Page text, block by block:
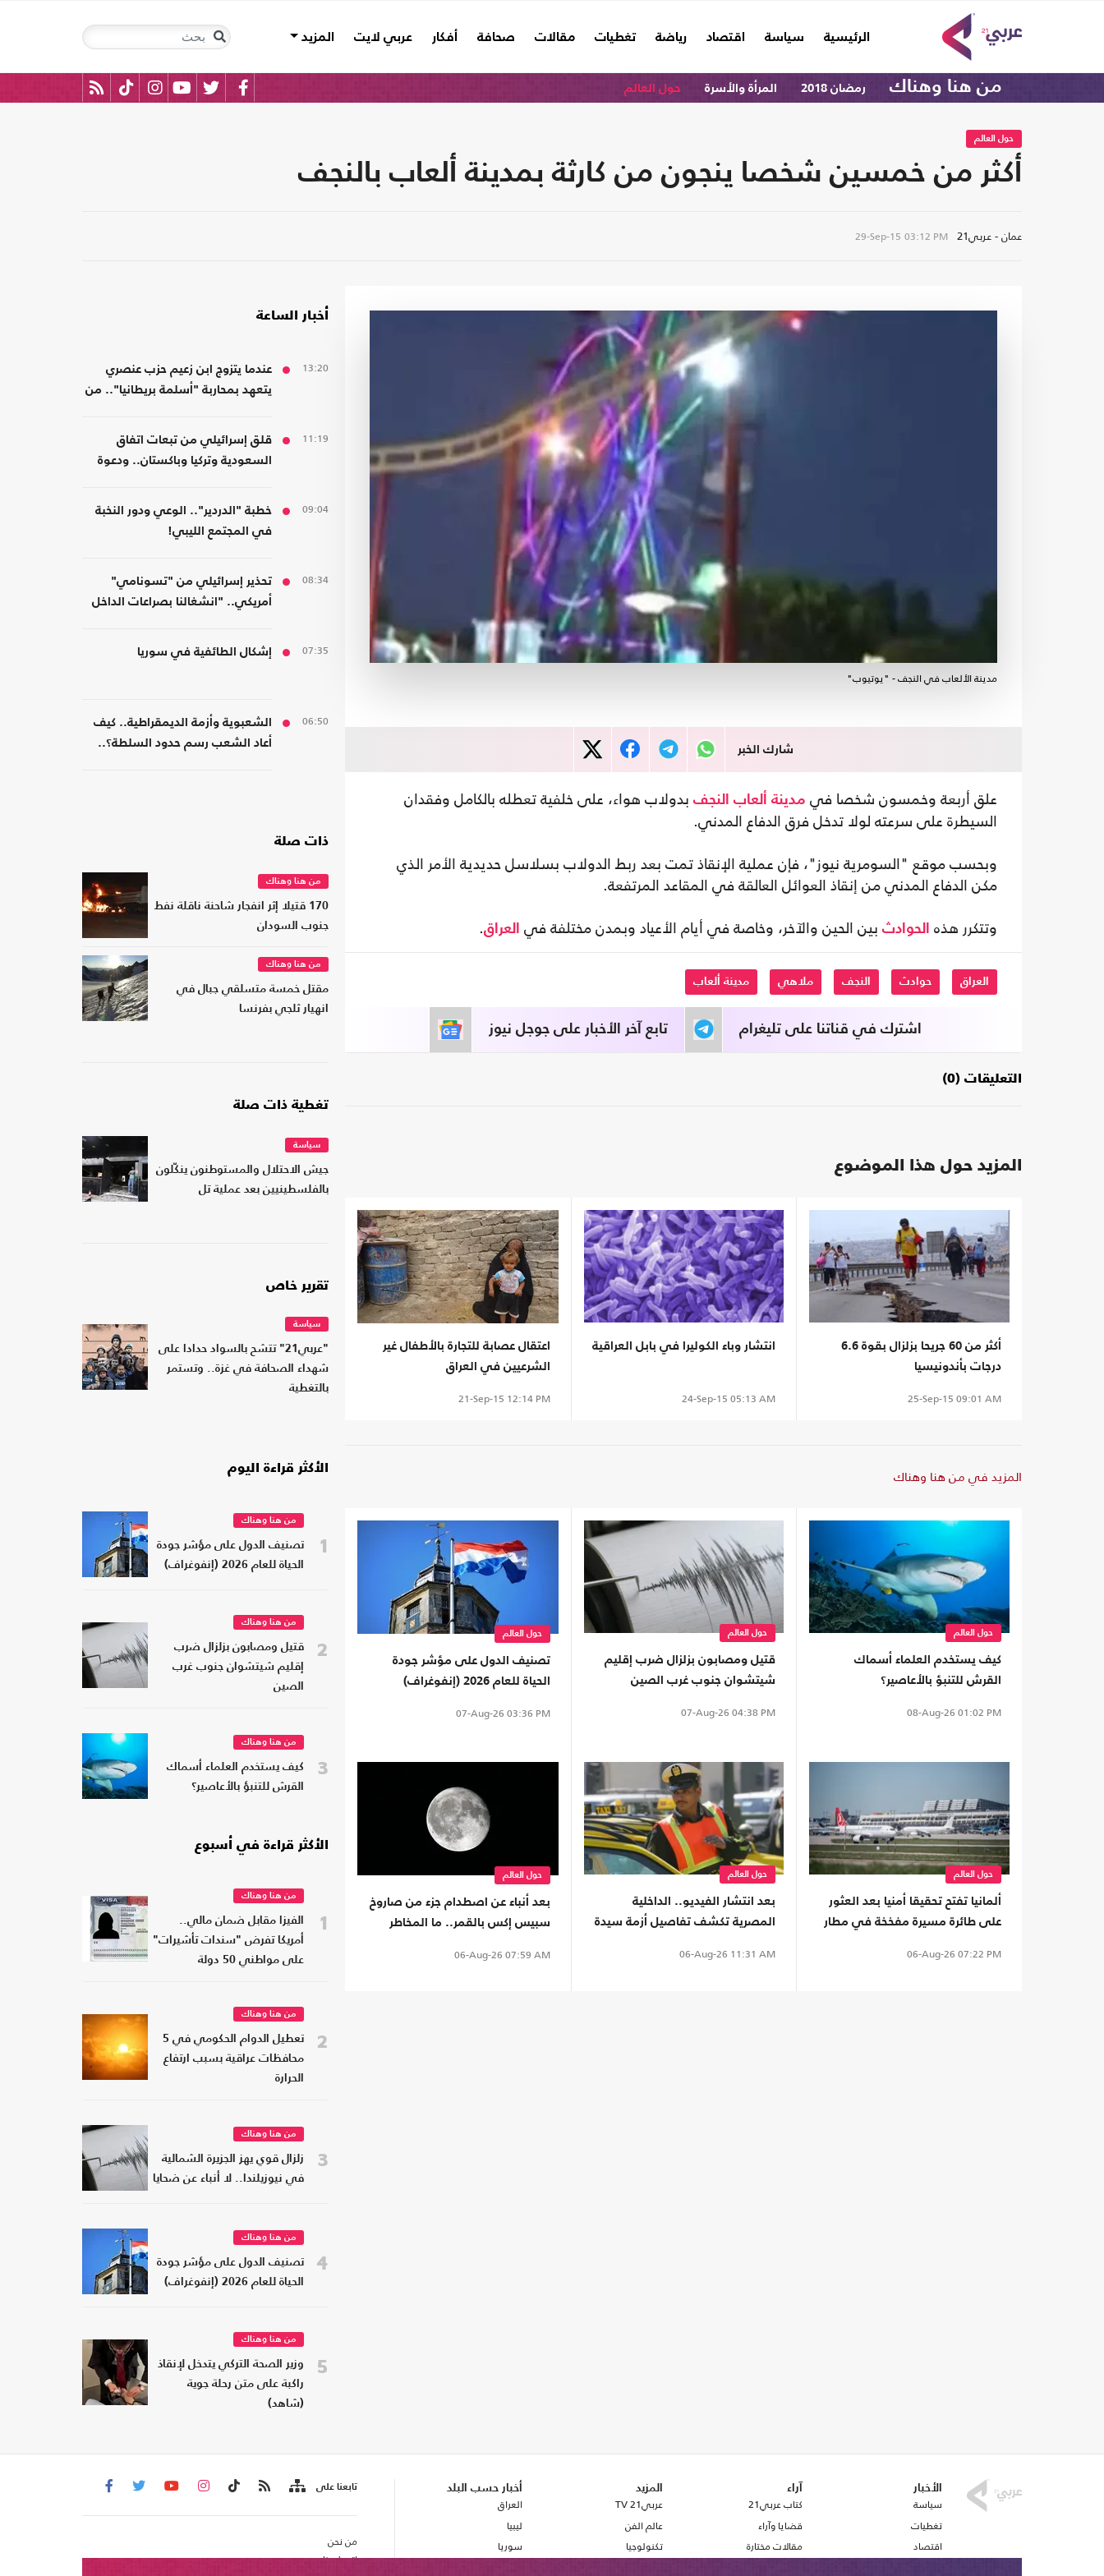
الرئيسية
(current) سياسة اقتصاد رياضة تغطيات مقالات صحافة أفكار عربي لايت المزيد
من هنا وهناك رمضان 2018 المرأة والأسرة حول العالم
حول العالم
أكثر من خمسين شخصا ينجون من كارثة بمدينة ألعاب بالنجف
عمان - عربي21 29-Sep-15 03:12 PM
مدينة الألعاب في النجف - "يوتيوب"
شارك الخبر
علق أربعة وخمسون شخصا في مدينة ألعاب النجف بدولاب هواء، على خلفية تعطله بالكامل وفقدان
السيطرة على سرعته لولا تدخل فرق الدفاع المدني.
وبحسب موقع "السومرية نيوز"، فإن عملية الإنقاذ تمت بعد ربط الدولاب بسلاسل حديدية الأمر الذي
مكن الدفاع المدني من إنقاذ العوائل العالقة في المقاعد المرتفعة.
وتتكرر هذه
الحوادث بين الحين والآخر، وخاصة في أيام الأعياد وبمدن مختلفة في العراق.
العراق حوادث النجف ملاهي مدينة ألعاب
تابع آخر الأخبار على جوجل نيوز اشترك في قناتنا على تليغرام
التعليقات (0)
المزيد حول هذا الموضوع
أكثر من 60 جريحا بزلزال بقوة 6.6
درجات بأندونيسيا
25-Sep-15 09:01 AM
انتشار وباء الكوليرا في بابل العراقية
24-Sep-15 05:13 AM
اعتقال عصابة للتجارة بالأطفال غير
الشرعيين في العراق
21-Sep-15 12:14 PM
المزيد في من هنا وهناك
حول العالم
كيف يستخدم العلماء أسماك
القرش للتنبؤ بالأعاصير؟
08-Aug-26 01:02 PM
حول العالم
قتيل ومصابون بزلزال ضرب إقليم
شيتشوان جنوب غرب الصين
07-Aug-26 04:38 PM
حول العالم
تصنيف الدول على مؤشر جودة
الحياة للعام 2026 (إنفوغراف)
07-Aug-26 03:36 PM
حول العالم
ألمانيا تفتح تحقيقا أمنيا بعد العثور
على طائرة مسيرة مفخخة في مطار
06-Aug-26 07:22 PM
حول العالم
بعد انتشار الفيديو.. الداخلية
المصرية تكشف تفاصيل أزمة سيدة
06-Aug-26 11:31 AM
حول العالم
بعد أنباء عن اصطدام جزء من صاروخ
سبيس إكس بالقمر.. ما المخاطر
06-Aug-26 07:59 AM
أخبار الساعة
13:20
عندما يتزوج ابن زعيم حزب عنصري
يتعهد بمحاربة "أسلمة بريطانيا".. من
11:19
قلق إسرائيلي من تبعات اتفاق
السعودية وتركيا وباكستان.. ودعوة
09:04
خطبة "الدردير".. الوعي ودور النخبة
في المجتمع الليبي!
08:34
تحذير إسرائيلي من "تسونامي"
أمريكي.. "انشغالنا بصراعات الداخل
07:35 إشكال الطائفية في سوريا
06:50
الشعبوية وأزمة الديمقراطية.. كيف
أعاد الشعب رسم حدود السلطة؟..
ذات صلة
من هنا وهناك
170 قتيلا إثر انفجار شاحنة ناقلة نفط
جنوب السودان
من هنا وهناك
مقتل خمسة متسلقي جبال في
انهيار ثلجي بفرنسا
تغطية ذات صلة
سياسة
جيش الاحتلال والمستوطنون ينكّلون
بالفلسطينيين بعد عملية تل
تقرير خاص
سياسة
"عربي21" تتشح بالسواد حدادا على
شهداء الصحافة في غزة.. وتستمر
بالتغطية
الأكثر قراءة اليوم
1
من هنا وهناك
تصنيف الدول على مؤشر جودة
الحياة للعام 2026 (إنفوغراف)
2
من هنا وهناك
قتيل ومصابون بزلزال ضرب
إقليم شيتشوان جنوب غرب
الصين
3
من هنا وهناك
كيف يستخدم العلماء أسماك
القرش للتنبؤ بالأعاصير؟
الأكثر قراءة في أسبوع
1
من هنا وهناك
الفيزا مقابل ضمان مالي..
أمريكا تفرض "سندات تأشيرات"
على مواطني 50 دولة
2
من هنا وهناك
تعطيل الدوام الحكومي في 5
محافظات عراقية بسبب ارتفاع
الحرارة
3
من هنا وهناك
زلزال قوي يهز الجزيرة الشمالية
في نيوزيلندا.. لا أنباء عن ضحايا
4
من هنا وهناك
تصنيف الدول على مؤشر جودة
الحياة للعام 2026 (إنفوغراف)
5
من هنا وهناك
وزير الصحة التركي يتدخل لإنقاذ
راكبة على متن رحلة جوية
(شاهد)
الأخبار
سياسة
تغطيات
اقتصاد
آراء
كتاب عربي21
قضايا وآراء
مقالات مختارة
المزيد
عربي21 TV
عالم الفن
تكنولوجيا
أخبار حسب البلد
العراق
ليبيا
سوريا
تابعنا على
من نحن
اتصل بنا